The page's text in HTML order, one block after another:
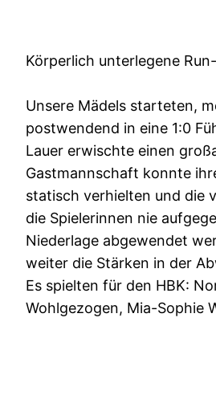
Körperlich unterlegene
Unsere Mädels starteten,
postwendend in eine 1:0
Lauer erwischte einen
Gastmannschaft konnte
statisch verhielten und die
die Spielerinnen nie
Niederlage abgewendet
weiter die Stärken in der
Es spielten für den HBK:
Wohlgezogen, Mia-Sophie